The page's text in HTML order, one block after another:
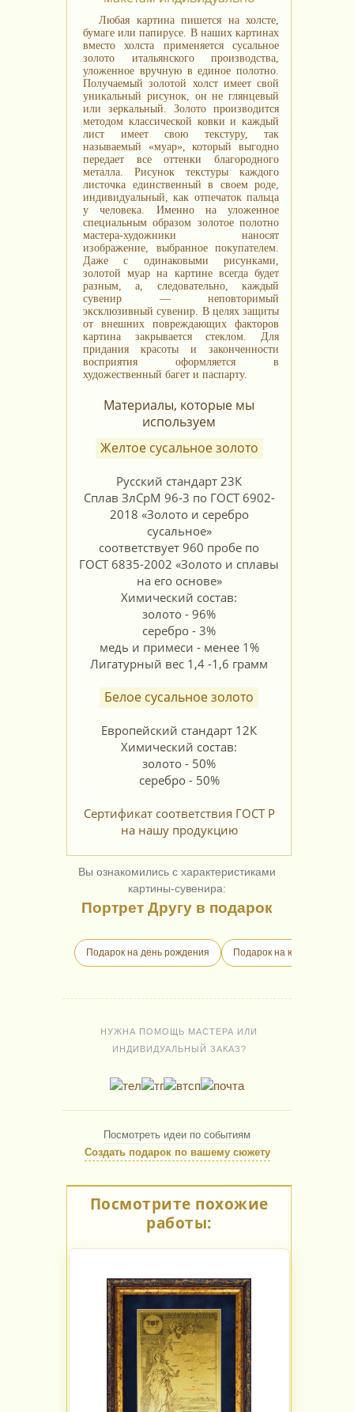
Любая картина пишется на холсте,
бумаге или папирусе. В наших картинах
вместо холста применяется сусальное
золото итальянского производства,
уложенное вручную в единое полотно.
Получаемый золотой холст имеет свой
уникальный рисунок, он не глянцевый
или зеркальный. Золото производится
методом классической ковки и каждый
лист имеет свою текстуру, так
называемый «муар», который выгодно
передает все оттенки благородного
металла. Рисунок текстуры каждого
листочка единственный в своем роде,
индивидуальный, как отпечаток пальца
у человека. Именно на уложенное
специальным образом золотое полотно
мастера-художники наносят
изображение, выбранное покупателем.
Даже с одинаковыми рисунками,
золотой муар на картине всегда будет
разным, а, следовательно, каждый
сувенир — неповторимый
эксклюзивный сувенир. В целях защиты
от внешних повреждающих факторов
картина закрывается стеклом. Для
придания красоты и законченности
восприятия оформляется в
художественный багет и паспарту.
Материалы, которые мы
используем
Желтое сусальное золото
Русский стандарт 23К
Сплав ЗлСрМ 96-3 по ГОСТ 6902-
2018 «Золото и серебро
сусальное»
соответствует 960 пробе по
ГОСТ 6835-2002 «Золото и сплавы
на его основе»
Химический состав:
золото - 96%
серебро - 3%
медь и примеси - менее 1%
Лигатурный вес 1,4 -1,6 грамм
Белое сусальное золото
Европейский стандарт 12К
Химический состав:
золото - 50%
серебро - 50%
Сертификат соответствия ГОСТ Р
на нашу продукцию
Вы ознакомились с характеристиками
картины-сувенира:
Портрет Другу в подарок
Подарок на день рождения Подарок на юбилей
НУЖНА ПОМОЩЬ МАСТЕРА ИЛИ
ИНДИВИДУАЛЬНЫЙ ЗАКАЗ?
Посмотреть идеи по событиям
Создать подарок по вашему сюжету
Посмотрите похожие
работы: